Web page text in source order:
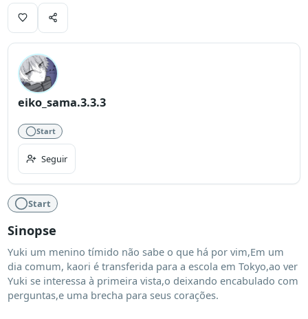
eiko_sama.3.3.3
Start
Seguir
Start
Sinopse
Yuki um menino tímido não sabe o que há por vim,Em um
dia comum, kaori é transferida para a escola em Tokyo,ao ver
Yuki se interessa à primeira vista,o deixando encabulado com
perguntas,e uma brecha para seus corações.